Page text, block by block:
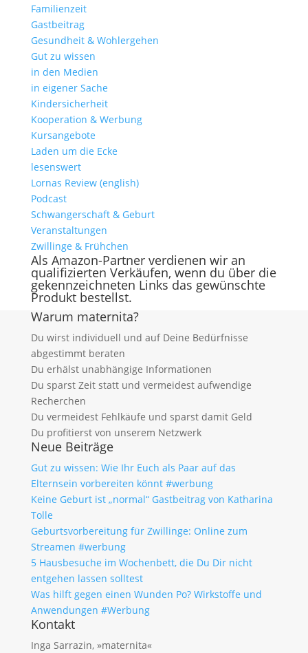
Familienzeit
Gastbeitrag
Gesundheit & Wohlergehen
Gut zu wissen
in den Medien
in eigener Sache
Kindersicherheit
Kooperation & Werbung
Kursangebote
Laden um die Ecke
lesenswert
Lornas Review (english)
Podcast
Schwangerschaft & Geburt
Veranstaltungen
Zwillinge & Frühchen
Als Amazon-Partner verdienen wir an
qualifizierten Verkäufen, wenn du über die
gekennzeichneten Links das gewünschte
Produkt bestellst.
Warum maternita?
Du wirst individuell und auf Deine Bedürfnisse
abgestimmt beraten
Du erhälst unabhängige Informationen
Du sparst Zeit statt und vermeidest aufwendige
Recherchen
Du vermeidest Fehlkäufe und sparst damit Geld
Du profitierst von unserem Netzwerk
Neue Beiträge
Gut zu wissen: Wie Ihr Euch als Paar auf das
Elternsein vorbereiten könnt #werbung
Keine Geburt ist „normal“ Gastbeitrag von Katharina
Tolle
Geburtsvorbereitung für Zwillinge: Online zum
Streamen #werbung
5 Hausbesuche im Wochenbett, die Du Dir nicht
entgehen lassen solltest
Was hilft gegen einen Wunden Po? Wirkstoffe und
Anwendungen #Werbung
Kontakt
Inga Sarrazin, »maternita«